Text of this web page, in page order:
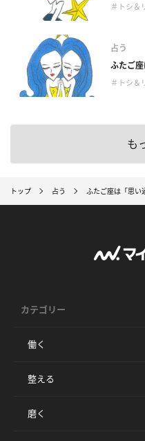
＃トシ＆
占う
ふたご
＃トシ＆
も
トップ 占う ふたご座は「思い
カテゴリー
働く
整える
磨く